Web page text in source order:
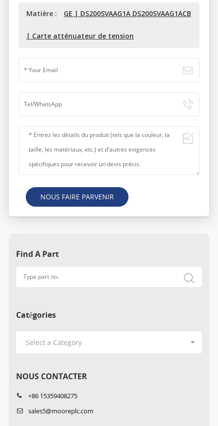
Matière : GE | DS200SVAAG1A DS200SVAAG1ACB
| Carte atténuateur de tension
NOUS FAIRE PARVENIR
Find A Part
Catégories
NOUS CONTACTER
+86 15359408275
sales5@mooreplc.com